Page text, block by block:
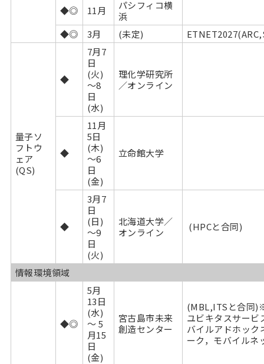
◆◎ 11月
パシフィコ横
浜
◆◎
3月 (未定)
量子ソ
フトウ
ェア
(QS)
◆
7月7
日
(火)
～8
日
(水)
理化学研究所
／オンライン
◆
11月
5日
(木)
～6
日
(金)
立命館大学
◆
3月7
日
(日)
～9
日
(火)
北海道大学／
オンライン
(HPCと合同)
情報環境領域
◆◎
5月
13日
(水)
～ 5
月15
日
(金)
宮古島市未来
創造センター
(MBL,ITSと合同
ユビキタスサービ
バイルアドホック
ーク，モバイルネ